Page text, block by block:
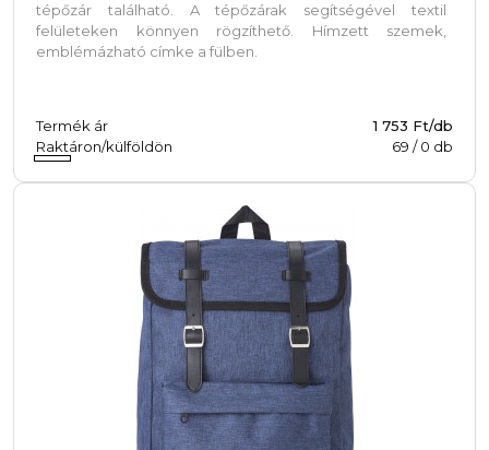
tépőzár található. A tépőzárak segítségével textil
felületeken könnyen rögzíthető. Hímzett szemek,
emblémázható címke a fülben.
Termék ár
1 753 Ft/db
Raktáron/külföldön
69 /0 db